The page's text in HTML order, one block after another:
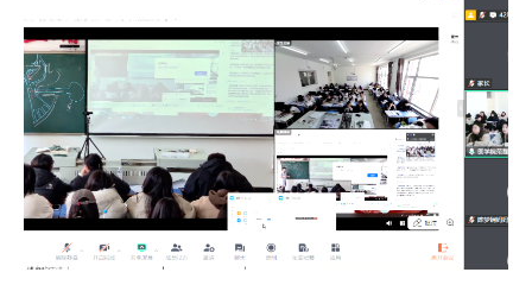
奋发有为的精神风貌，传递妇联“娘家人”的温暖与力量。学校妇联
紧扣活动主题，立足校园特色，组织开展形式...